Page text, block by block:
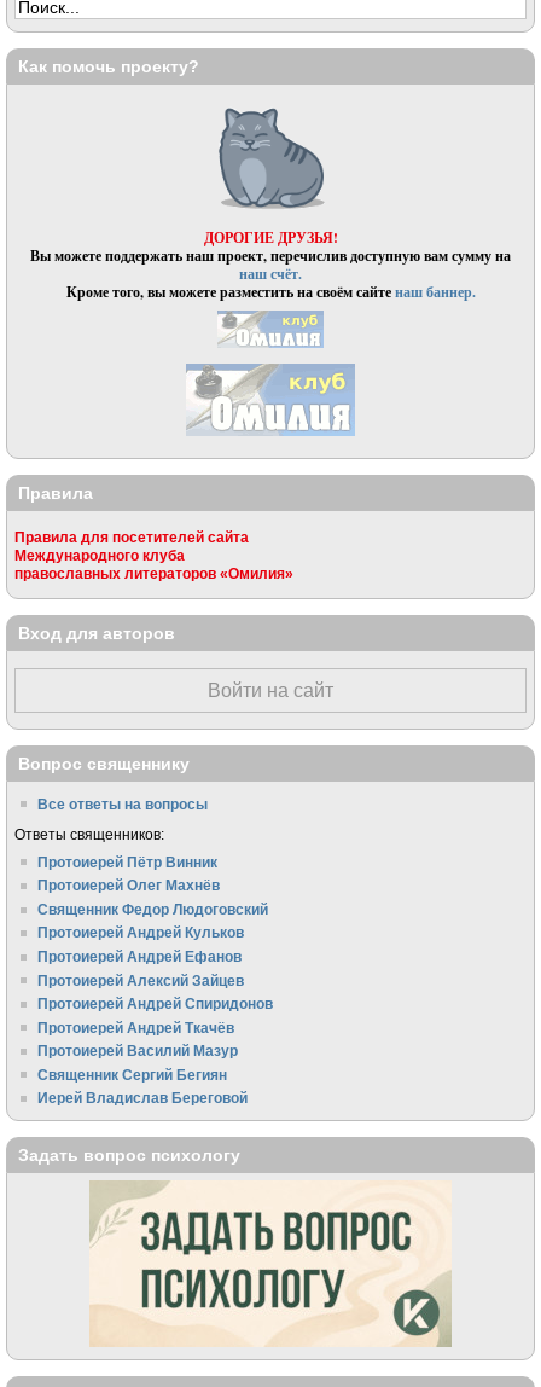
Как помочь проекту?
ДОРОГИЕ ДРУЗЬЯ!
Вы можете поддержать наш проект, перечислив доступную вам сумму на
наш счёт.
Кроме того, вы можете разместить на своём сайтенаш баннер.
Правила
Правила для посетителей сайта
Международного клуба
православных литераторов «Омилия»
Вход для авторов
Войти на сайт
Вопрос священнику
Все ответы на вопросы
Ответы священников:
Протоиерей Пётр Винник
Протоиерей Олег Махнёв
Священник Федор Людоговский
Протоиерей Андрей Кульков
Протоиерей Андрей Ефанов
Протоиерей Алексий Зайцев
Протоиерей Андрей Спиридонов
Протоиерей Андрей Ткачёв
Протоиерей Василий Мазур
Священник Сергий Бегиян
Иерей Владислав Береговой
Задать вопрос психологу